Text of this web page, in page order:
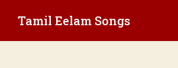
Tamil Eelam Songs